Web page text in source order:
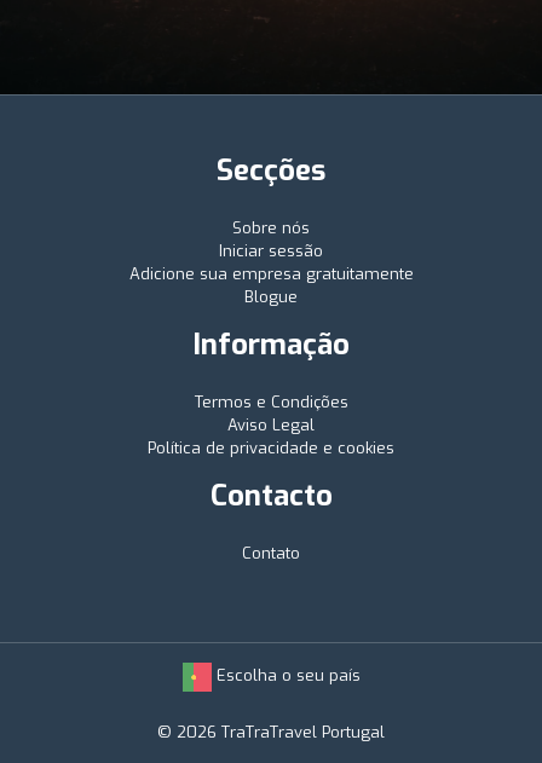
Secções
Sobre nós
Iniciar sessão
Adicione sua empresa gratuitamente
Blogue
Informação
Termos e Condições
Aviso Legal
Política de privacidade e cookies
Contacto
Contato
Escolha o seu país
© 2026 TraTraTravel Portugal